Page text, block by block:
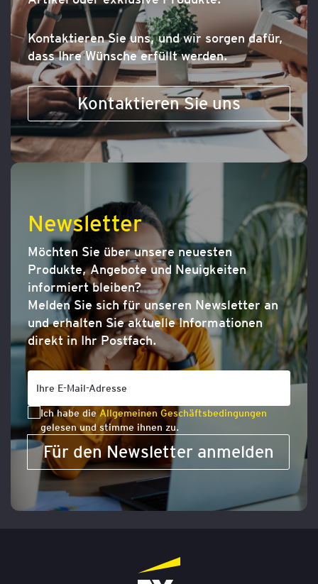
Kontaktieren Sie uns, und wir sorgen dafür,
dass Ihre Wünsche erfüllt werden.
Kontaktieren Sie uns
Newsletter
Möchten Sie über unsere neuesten
Produkte, Angebote und Neuigkeiten
informiert bleiben?
Melden Sie sich für unseren Newsletter an
und erhalten Sie aktuelle Informationen
direkt in Ihr Postfach.
Ich habe dieAllgemeinen Geschäftsbedingungen
gelesen und stimme ihnen zu.
Für den Newsletter anmelden